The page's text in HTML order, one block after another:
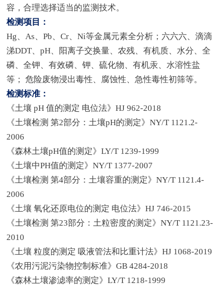
容，合理选择适当的监测技术。
检测项目：
Hg、As、Pb、Cr、Ni等金属元素全分析；六六六、滴滴
涕DDT、pH、阳离子交换量、农残、有机质、水分、全
磷、全钾、有效磷、钾、硫化物、有机汞、水溶性盐
等； 危险废物浸出毒性、腐蚀性、急性毒性初筛等。
检测标准：
《土壤 pH 值的测定 电位法》HJ 962-2018
《土壤检测 第2部分：土壤pH的测定》NY/T 1121.2-
2006
《森林土壤pH值的测定》LY/T 1239-1999
《土壤中PH值的测定》NY/T 1377-2007
《土壤检测 第4部分：土壤容重的测定》NY/T 1121.4-
2006
《土壤 氧化还原电位的测定 电位法》HJ 746-2015
《土壤检测 第23部分：土粒密度的测定》NY/T 1121.23-
2010
《土壤 粒度的测定 吸液管法和比重计法》HJ 1068-2019
《农用污泥污染物控制标准》GB 4284-2018
《森林土壤渗滤率的测定》LY/T 1218-1999